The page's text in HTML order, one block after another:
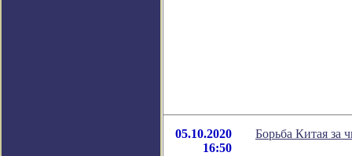
05.10.2020
16:50
Борьба Китая за